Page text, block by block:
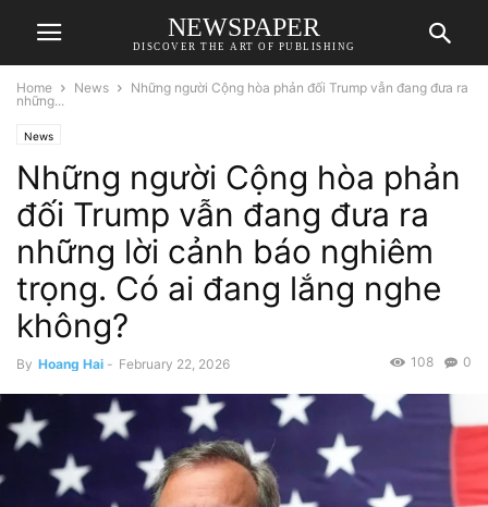
NEWSPAPER
DISCOVER THE ART OF PUBLISHING
Home News
Những người Cộng hòa phản đối Trump vẫn đang đưa ra
những...
News
Những người Cộng hòa phản
đối Trump vẫn đang đưa ra
những lời cảnh báo nghiêm
trọng. Có ai đang lắng nghe
không?
By Hoang Hai - February 22, 2026 0
108